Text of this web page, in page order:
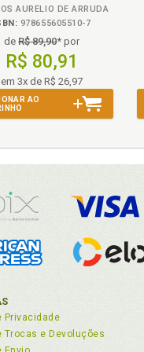
AURELIO DE ARRUDA
978655605510-7
de R$ 89,90* por
R$ 80,91
em 3x de R$ 26,97
AO
Privacidade
Trocas e Devoluções